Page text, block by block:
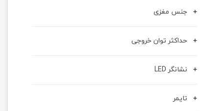
جنس مغزی
حداکثر توان خروجی
نشانگر LED
تایمر